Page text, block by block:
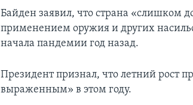
Байден заявил, что страна «слишком
применением оружия и других
начала пандемии год назад.
Президент признал, что летний рост
выраженным» в этом году.